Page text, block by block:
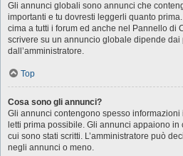
Gli annunci globali sono annunci che
importanti e tu dovresti leggerli quanto
cima a tutti i forum ed anche nel Pannello di
scrivere su un annuncio globale dipende dai
dall’amministratore.
Top
Cosa sono gli annunci?
Gli annunci contengono spesso
letti prima possibile. Gli annunci appaiono
cui sono stati scritti. L’amministratore può
negli annunci o meno.